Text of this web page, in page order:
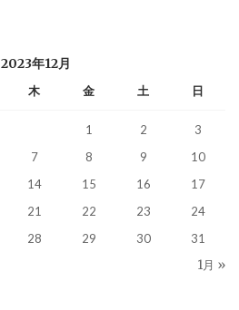
2023年12月
木 金 土 日
1 2
3
7 8 9
10
14 15 16
17
21 22 23
24
28 29 30 31
1月 »